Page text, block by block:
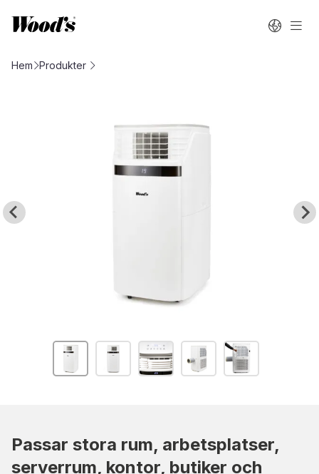
Hem Produkter
Passar stora rum, arbetsplatser,
serverrum, kontor, butiker och